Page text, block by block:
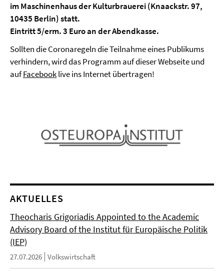
im Maschinenhaus der Kulturbrauerei (Knaackstr. 97,
10435 Berlin) statt.
Eintritt 5/erm. 3 Euro an der Abendkasse.
Sollten die Coronaregeln die Teilnahme eines Publikums
verhindern, wird das Programm auf dieser Webseite und
aufFacebooklive ins Internet übertragen!
AKTUELLES
Theocharis Grigoriadis Appointed to the Academic
Advisory Board of the Institut für Europäische Politik
(IEP)
27.07.2026 Volkswirtschaft